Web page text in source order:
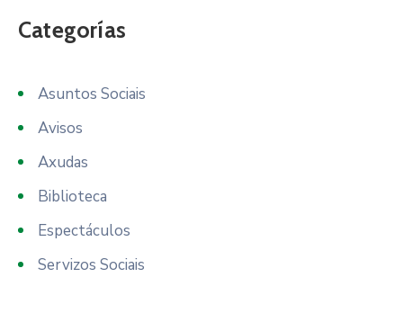
Categorías
Asuntos Sociais
Avisos
Axudas
Biblioteca
Espectáculos
Servizos Sociais